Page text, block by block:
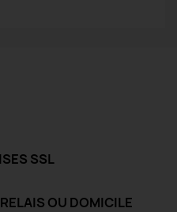
SSL
OU DOMICILE